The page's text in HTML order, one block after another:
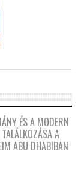
ÉS A MODERN
A
ABU DHABIBAN